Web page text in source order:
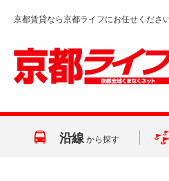
京都賃貸なら京都ライフにお任せくださ
沿線 から探す